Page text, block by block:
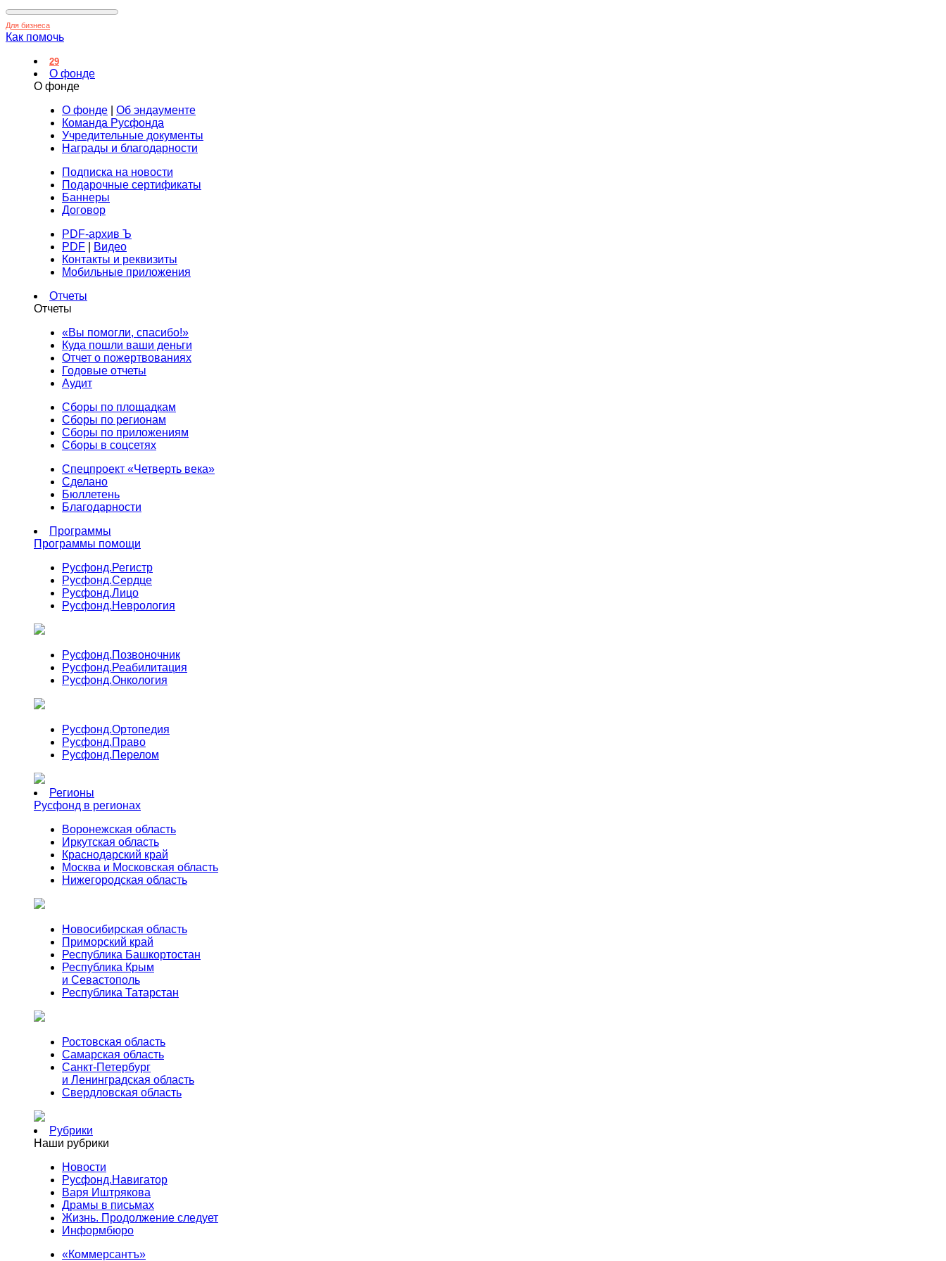
Для бизнеса
Как помочь
29
О фонде
О фонде
О фонде
Об эндаументе
Команда Русфонда
Учредительные документы
Награды и благодарности
Подписка на новости
Подарочные сертификаты
Баннеры
Договор
PDF-архив Ъ
PDF
Видео
Контакты и реквизиты
Мобильные приложения
Отчеты
Отчеты
«Вы помогли, спасибо!»
Куда пошли ваши деньги
Отчет о пожертвованиях
Годовые отчеты
Аудит
Сборы по площадкам
Сборы по регионам
Сборы по приложениям
Сборы в соцсетях
Спецпроект «Четверть века»
Сделано
Бюллетень
Благодарности
Программы
Программы помощи
Русфонд.Регистр
Русфонд.Сердце
Русфонд.Лицо
Русфонд.Неврология
Русфонд.Позвоночник
Русфонд.Реабилитация
Русфонд.Онкология
Русфонд.Ортопедия
Русфонд.Право
Русфонд.Перелом
Регионы
Русфонд в регионах
Воронежская область
Иркутская область
Краснодарский край
Москва и Московская область
Нижегородская область
Новосибирская область
Приморский край
Республика Башкортостан
Республика Крым
и Севастополь
Республика Татарстан
Ростовская область
Самарская область
Санкт-Петербург
и Ленинградская область
Свердловская область
Рубрики
Наши рубрики
Новости
Русфонд.Навигатор
Варя Иштрякова
Драмы в письмах
Жизнь. Продолжение следует
Информбюро
«Коммерсантъ»